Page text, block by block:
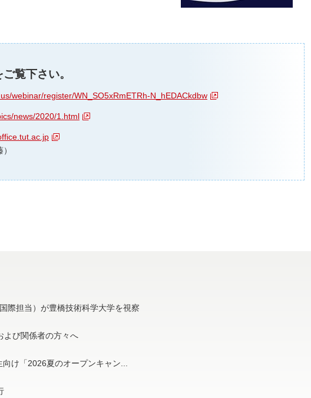
ご覧下さい。
webinar/register/WN_SO5xRmETRh-N_hEDACkdbw
news/2020/1.html
際担当）が豊橋技術科学大学を視察
よび関係者の方々へ
け「2026夏のオープンキャン...